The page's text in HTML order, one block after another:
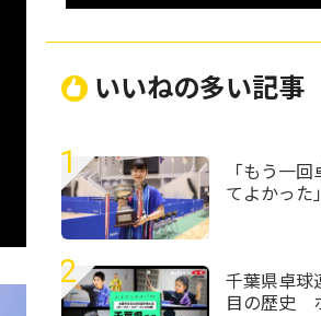
いいねの多い記事
1
「もう一
てよかった
校定時制通
大会＞
2
千葉県卓球
目の歴史